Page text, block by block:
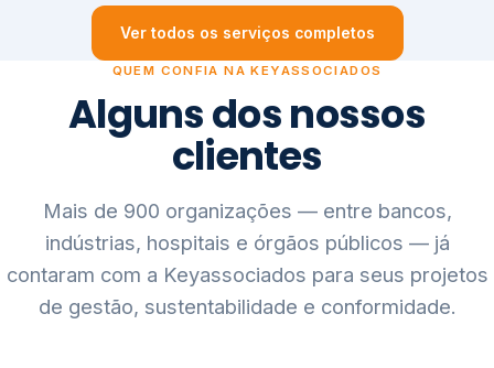
Ver todos os serviços completos
QUEM CONFIA NA KEYASSOCIADOS
Alguns dos nossos
clientes
Mais de 900 organizações — entre bancos,
indústrias, hospitais e órgãos públicos — já
contaram com a Keyassociados para seus projetos
de gestão, sustentabilidade e conformidade.